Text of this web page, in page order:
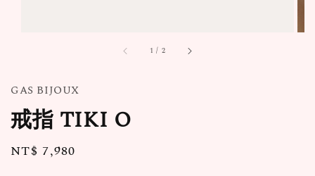
1 / 2
GAS BIJOUX
戒指 TIKI O
Regular
NT$ 7,980